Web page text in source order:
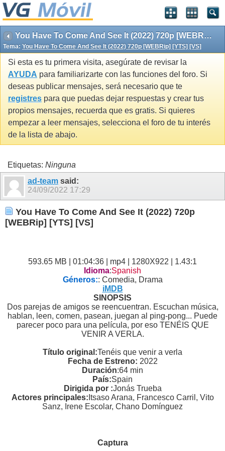
You Have To Come And See It (2022) 720p [WEBRip] [YTS] [VS]
Tema: You Have To Come And See It (2022) 720p [WEBRip] [YTS] [VS]
Si esta es tu primera visita, asegúrate de revisar la
AYUDA para familiarizarte con las funciones del foro. Si
deseas publicar mensajes, será necesario que te
registres para que puedas dejar respuestas y crear tus
propios mensajes, recuerda que es gratis. Si quieres
empezar a leer mensajes, selecciona el foro de tu interés
de la lista de abajo.
Etiquetas: Ninguna
ad-team said:
24/09/2022 17:29
You Have To Come And See It (2022) 720p
[WEBRip] [YTS] [VS]
593.65 MB | 01:04:36 | mp4 | 1280X922 | 1.43:1
Idioma:Spanish
Géneros:: Comedia, Drama
iMDB
SINOPSIS
Dos parejas de amigos se reencuentran. Escuchan música,
hablan, leen, comen, pasean, juegan al ping-pong... Puede
parecer poco para una película, por eso TENÉIS QUE
VENIR A VERLA.
Título original:Tenéis que venir a verla
Fecha de Estreno: 2022
Duración:64 min
País:Spain
Dirigida por :Jonás Trueba
Actores principales: Itsaso Arana, Francesco Carril, Vito
Sanz, Irene Escolar, Chano Domínguez
Captura